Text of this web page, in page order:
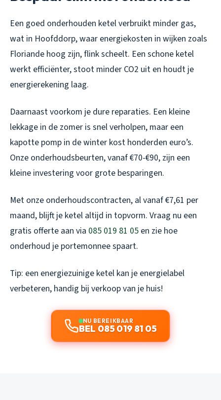
Een goed onderhouden ketel verbruikt minder gas,
wat in Hoofddorp, waar energiekosten in wijken zoals
Floriande hoog zijn, flink scheelt. Een schone ketel
werkt efficiënter, stoot minder CO2 uit en houdt je
energierekening laag.
Daarnaast voorkom je dure reparaties. Een kleine
lekkage in de zomer is snel verholpen, maar een
kapotte pomp in de winter kost honderden euro’s.
Onze onderhoudsbeurten, vanaf €70-€90, zijn een
kleine investering voor grote besparingen.
Met onze onderhoudscontracten, al vanaf €7,61 per
maand, blijft je ketel altijd in topvorm. Vraag nu een
gratis offerte aan via 085 019 81 05 en zie hoe
onderhoud je portemonnee spaart.
Tip: een energiezuinige ketel kan je energielabel
verbeteren, handig bij verkoop van je huis!
NU BEREIKBAAR
BEL 085 019 81 05